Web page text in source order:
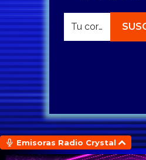
Emisoras Radio Crystal